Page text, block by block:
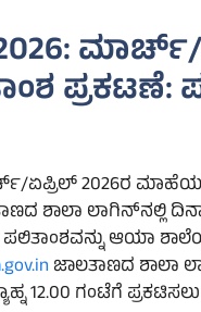
2026:
ಏಪ್ರಿಲ್ 2026ರ
ಶಾಲಾ ಲಾಗಿನ್‌ನಲ್ಲಿ
ಪಲಿತಾಂಶವನ್ನು ಆಯಾ
ಜಾಲತಾಣದ ಶಾಲಾ
12.00 ಗಂಟೆಗೆ